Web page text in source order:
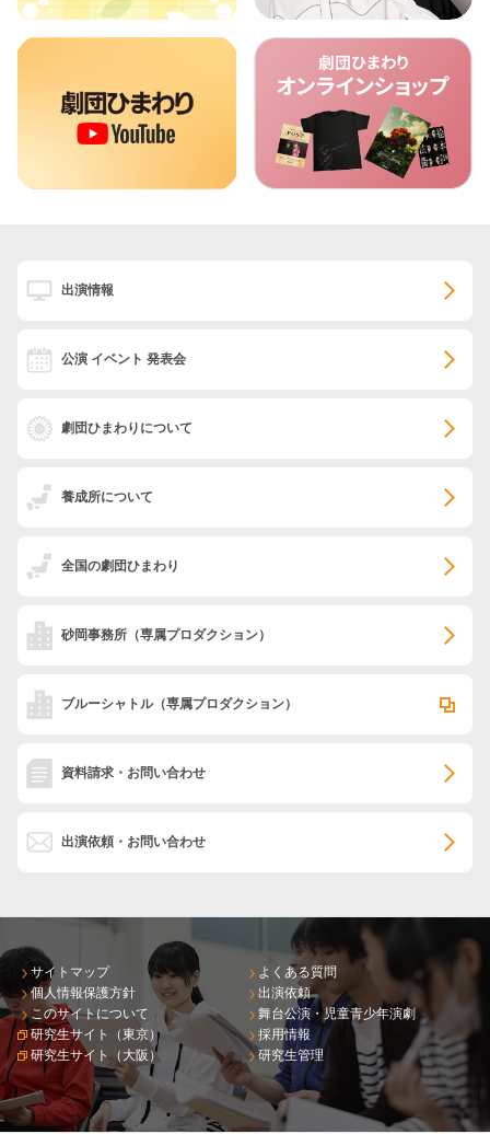
出演情報
公演 イベント 発表会
劇団ひまわりについて
養成所について
全国の劇団ひまわり
砂岡事務所 （専属プロダクション）
ブルーシャトル（専属プロダクション）
資料請求・お問い合わせ
出演依頼・お問い合わせ
サイトマップ
個人情報保護方針
このサイトについて
研究生サイト（東京）
研究生サイト（大阪）
よくある質問
出演依頼
舞台公演・児童青少年演劇
採用情報
研究生管理